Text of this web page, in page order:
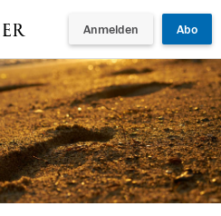
Anmelden Abo